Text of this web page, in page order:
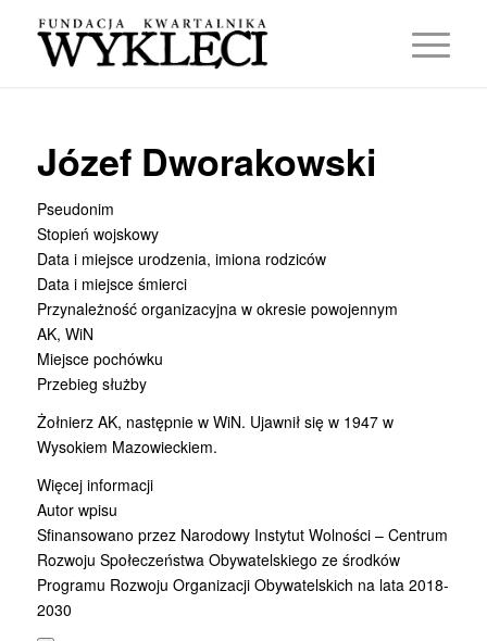
Józef Dworakowski
Pseudonim
Stopień wojskowy
Data i miejsce urodzenia, imiona rodziców
Data i miejsce śmierci
Przynależność organizacyjna w okresie powojennym
AK, WiN
Miejsce pochówku
Przebieg służby
Żołnierz AK, następnie w WiN. Ujawnił się w 1947 w
Wysokiem Mazowieckiem.
Więcej informacji
Autor wpisu
Sfinansowano przez Narodowy Instytut Wolności – Centrum
Rozwoju Społeczeństwa Obywatelskiego ze środków
Programu Rozwoju Organizacji Obywatelskich na lata 2018-
2030